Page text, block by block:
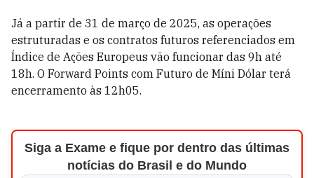
Já a partir de 31 de março de 2025, as operações
estruturadas e os contratos futuros referenciados em
Índice de Ações Europeus vão funcionar das 9h até
18h. O Forward Points com Futuro de Míni Dólar terá
encerramento às 12h05.
Siga a Exame e fique por dentro das últimas
notícias do Brasil e do Mundo